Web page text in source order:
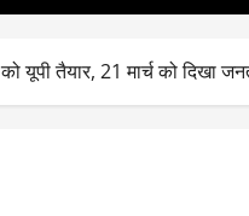
यूपी तैयार, 21 मार्च को दिखा